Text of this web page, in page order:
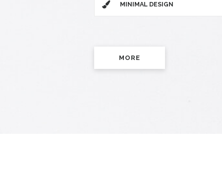
MINIMAL DESIGN
MORE